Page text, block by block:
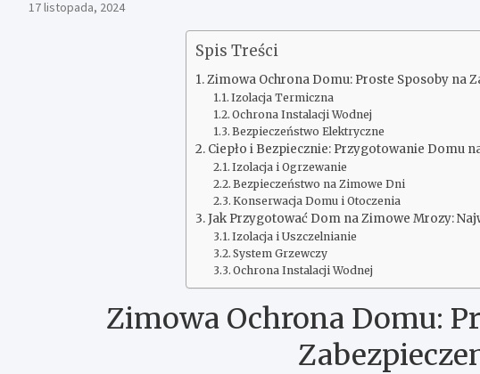
17 listopada, 2024
Spis Treści
Zimowa Ochrona Domu: Proste Sposoby na
Izolacja Termiczna
Ochrona Instalacji Wodnej
Bezpieczeństwo Elektryczne
Ciepło i Bezpiecznie: Przygotowanie Domu
Izolacja i Ogrzewanie
Bezpieczeństwo na Zimowe Dni
Konserwacja Domu i Otoczenia
Jak Przygotować Dom na Zimowe Mrozy:
Izolacja i Uszczelnianie
System Grzewczy
Ochrona Instalacji Wodnej
Zimowa Ochrona Domu: